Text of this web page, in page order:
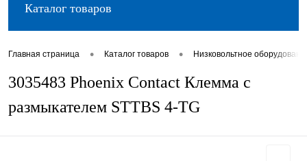
Каталог товаров
Главная страница • Каталог товаров • Низковольтное
3035483 Phoenix Contact Клемма с
размыкателем STTBS 4-TG